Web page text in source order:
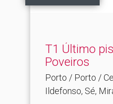
T1 Último
Poveiros
Porto / Porto /
Ildefonso, Sé,